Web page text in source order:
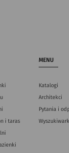
i taras
MENU
Katalogi
Architekci
Pytania i